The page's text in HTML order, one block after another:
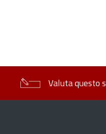
Valuta questo